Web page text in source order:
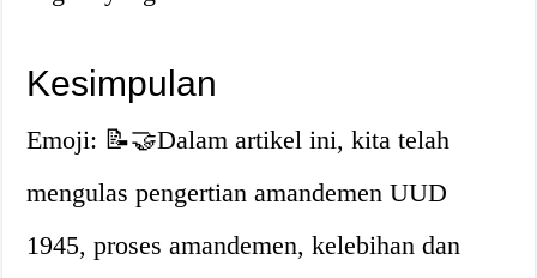
Kesimpulan
Emoji: 📝🤝Dalam artikel ini, kita telah
mengulas pengertian amandemen UUD
1945, proses amandemen, kelebihan dan